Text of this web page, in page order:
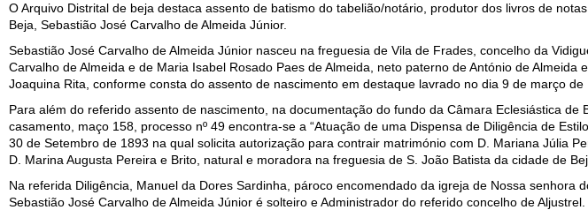
O Arquivo Distrital de beja destaca assento de batismo do tabelião/notário, produtor dos livros de
Beja, Sebastião José Carvalho de Almeida Júnior.
Sebastião José Carvalho de Almeida Júnior nasceu na freguesia de Vila de Frades, concelho da
Carvalho de Almeida e de Maria Isabel Rosado Paes de Almeida, neto paterno de António de
Joaquina Rita, conforme consta do assento de nascimento em destaque lavrado no dia 9 de março de
Para além do referido assento de nascimento, na documentação do fundo da Câmara Eclesiástica de
casamento, maço 158, processo nº 49 encontra-se a “Atuação de uma Dispensa de Diligência de
30 de Setembro de 1893 na qual solicita autorização para contrair matrimónio com D. Mariana Júlia
D. Marina Augusta Pereira e Brito, natural e moradora na freguesia de S. João Batista da cidade de
Na referida Diligência, Manuel da Dores Sardinha, pároco encomendado da igreja de Nossa senhora
Sebastião José Carvalho de Almeida Júnior é solteiro e Administrador do referido concelho de Aljustrel.